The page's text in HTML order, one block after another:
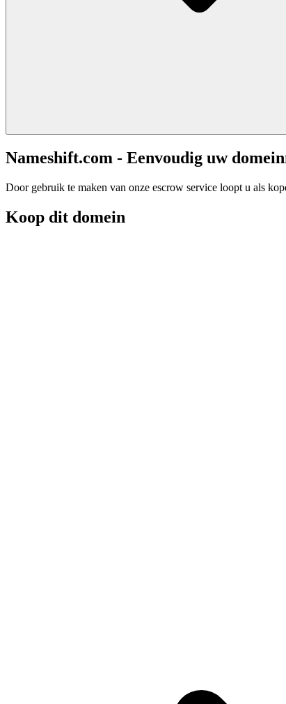
Nameshift.com - Eenvoudig uw
Door gebruik te maken van onze escrow service loopt u als
Koop dit domein